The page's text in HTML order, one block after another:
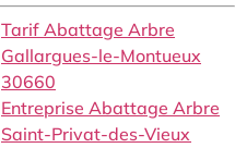
Tarif Abattage Arbre
Gallargues-le-Montueux
30660
Entreprise Abattage Arbre
Saint-Privat-des-Vieux